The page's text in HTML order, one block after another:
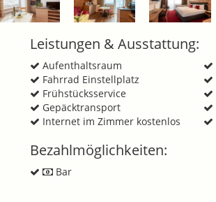
Leistungen & Ausstattung:
Aufenthaltsraum
Fahrrad Einstellplatz
Frühstücksservice
Gepäcktransport
Internet im Zimmer kostenlos
Bezahlmöglichkeiten:
Bar